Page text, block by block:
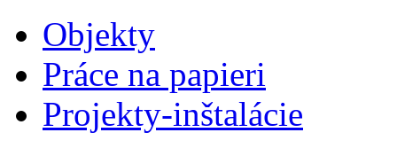
Objekty
Práce na papieri
Projekty-inštalácie